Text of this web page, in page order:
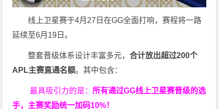
线上卫星赛于4月27日在GG全面打响，赛程将一路
延续至6月19日。
整套晋级体系设计丰富多元，合计放出超过200个
APL主赛直通名额。其中包含：
最具吸引力的是： 所有通过GG线上卫星赛晋级的选
手，主赛奖励统一加码10%！